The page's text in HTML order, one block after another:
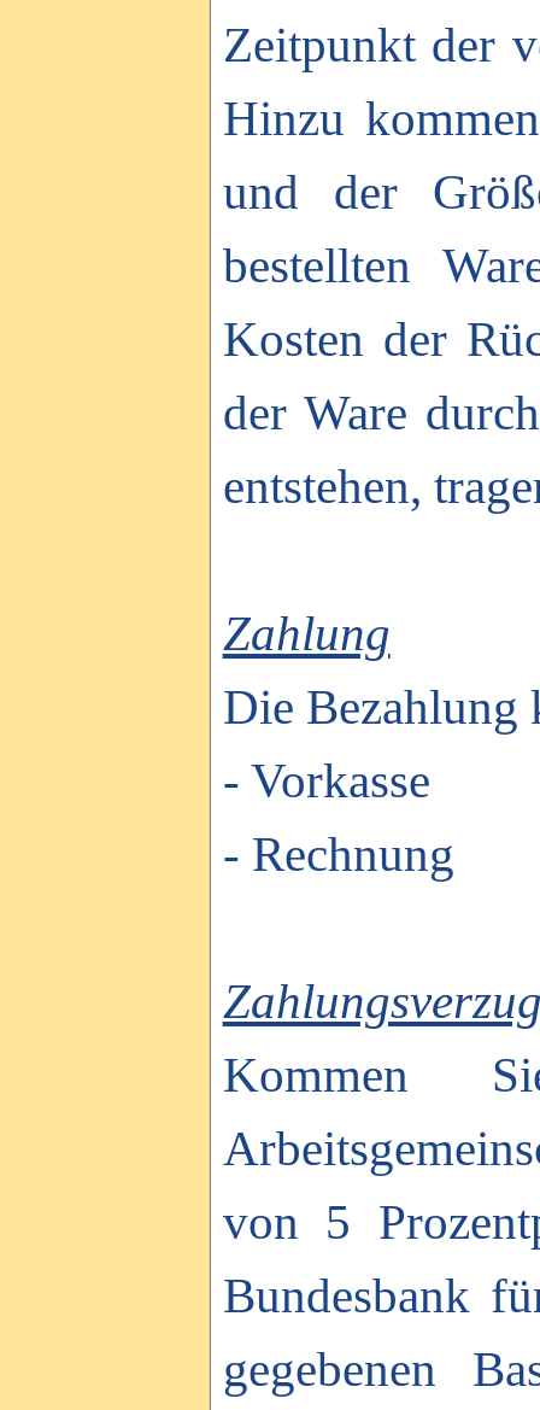
Zeitpunkt der
Hinzu
und der
bestellten
Kosten der
der Ware
entstehen,
Zahlung
Die Bezahlung
- Vorkasse
- Rechnung
Kommen
von 5
Bundesbank
gegebenen